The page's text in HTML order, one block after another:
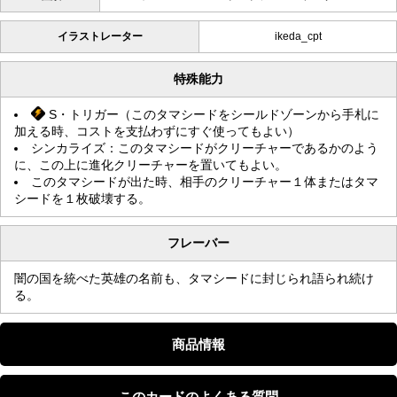
イラストレーター ikeda_cpt
特殊能力
S・トリガー（このタマシードをシールドゾーンから手札に
加える時、コストを支払わずにすぐ使ってもよい）
シンカライズ：このタマシードがクリーチャーであるかのよう
に、この上に進化クリーチャーを置いてもよい。
このタマシードが出た時、相手のクリーチャー１体またはタマ
シードを１枚破壊する。
フレーバー
闇の国を統べた英雄の名前も、タマシードに封じられ語られ続け
る。
商品情報